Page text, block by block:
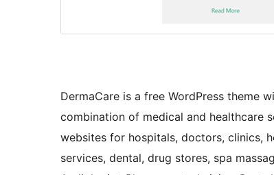
DermaCare is a free WordPress theme
combination of medical and healthcare
websites for hospitals, doctors, clinics,
services, dental, drug stores, spa